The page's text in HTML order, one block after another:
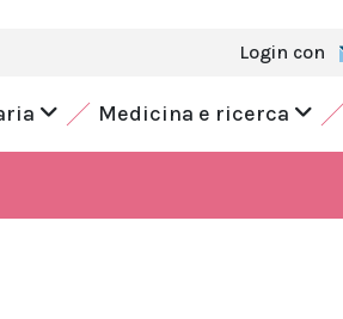
Login con
Medicina e ricerca